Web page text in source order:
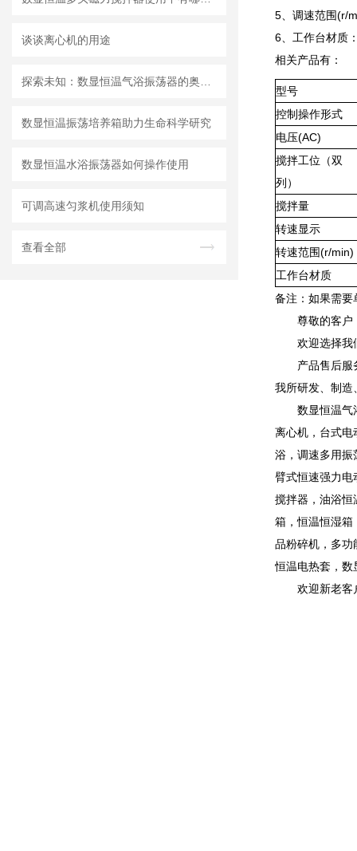
谈谈离心机的用途
数显恒温振荡培养箱助力生命科学研究
数显恒温水浴振荡器如何操作使用
可调高速匀浆机使用须知
查看全部
5、调速范围(r/
6、工作台材质
相关产品有：
型号
控制操作形式
电压(AC)
搅拌工位（双
列）
搅拌量
转速显示
转速范围(r/min)
工作台材质
备注：如果需要
尊敬的客户
欢迎选择我
产品售后服
我所研发、制造
数显恒温气
离心机，台式电
浴，调速多用振
臂式恒速强力电
搅拌器，油浴恒
箱，恒温恒湿箱
品粉碎机，多功
恒温电热套，数
欢迎新老客